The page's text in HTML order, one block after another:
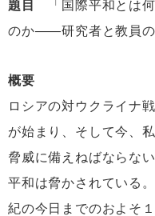
題目
「国際平和とは
のか――研究者と教員
概要
ロシアの対ウクライナ
が始まり、そして今、
脅威に備えねばならな
平和は脅かされている
紀の今日までのおよそ